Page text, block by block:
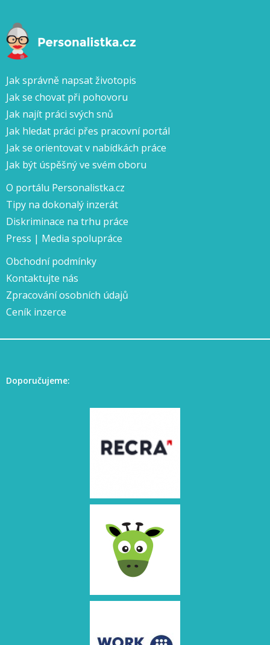
Jak správně napsat životopis
Jak se chovat při pohovoru
Jak najít práci svých snů
Jak hledat práci přes pracovní portál
Jak se orientovat v nabídkách práce
Jak být úspěšný ve svém oboru
O portálu Personalistka.cz
Tipy na dokonalý inzerát
Diskriminace na trhu práce
Press | Media spolupráce
Obchodní podmínky
Kontaktujte nás
Zpracování osobních údajů
Ceník inzerce
Doporučujeme: